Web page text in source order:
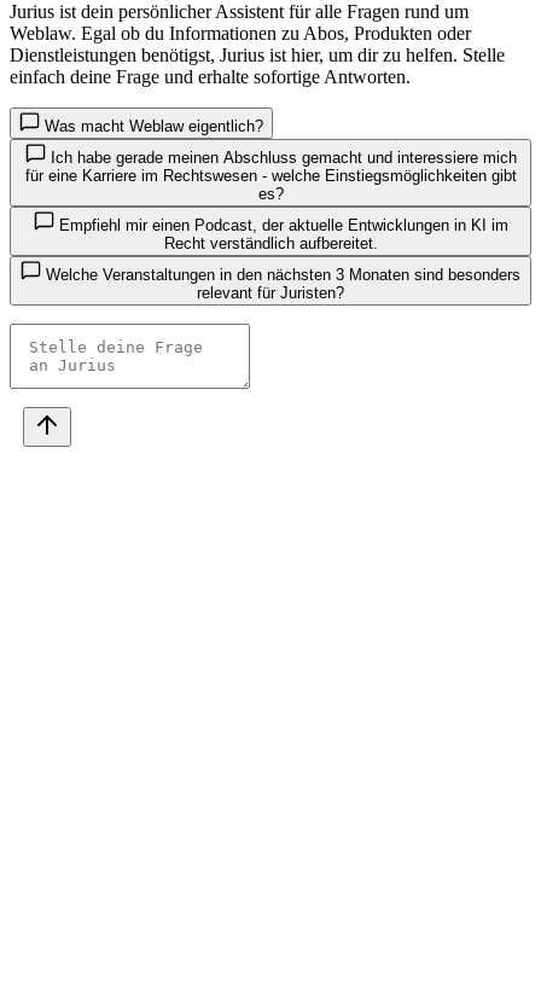
Jurius ist dein persönlicher Assistent für alle Fragen rund um
Weblaw. Egal ob du Informationen zu Abos, Produkten oder
Dienstleistungen benötigst, Jurius ist hier, um dir zu helfen. Stelle
einfach deine Frage und erhalte sofortige Antworten.
Was macht Weblaw eigentlich?
Ich habe gerade meinen Abschluss gemacht und interessiere mich
für eine Karriere im Rechtswesen - welche Einstiegsmöglichkeiten gibt
es?
Empfiehl mir einen Podcast, der aktuelle Entwicklungen in KI im
Recht verständlich aufbereitet.
relevant für Juristen?